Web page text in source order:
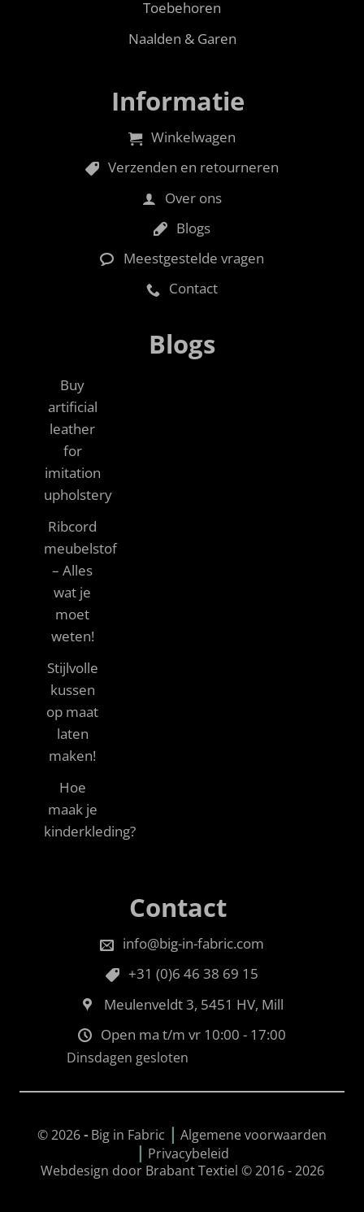
Toebehoren
Naalden & Garen
Informatie
Winkelwagen
Verzenden en retourneren
Over ons
Blogs
Meestgestelde vragen
Contact
Blogs
Buy
artificial
leather
for
imitation
upholstery
Ribcord
meubelstof
– Alles
wat je
moet
weten!
Stijlvolle
kussen
op maat
laten
maken!
Hoe
maak je
kinderkleding?
Contact
info@big-in-fabric.com
+31 (0)6 46 38 69 15
Meulenveldt 3, 5451 HV, Mill
Open ma t/m vr 10:00 - 17:00
Dinsdagen gesloten
© 2026-Big in Fabric | Algemene voorwaarden
| Privacybeleid
Webdesign door Brabant Textiel © 2016 - 2026